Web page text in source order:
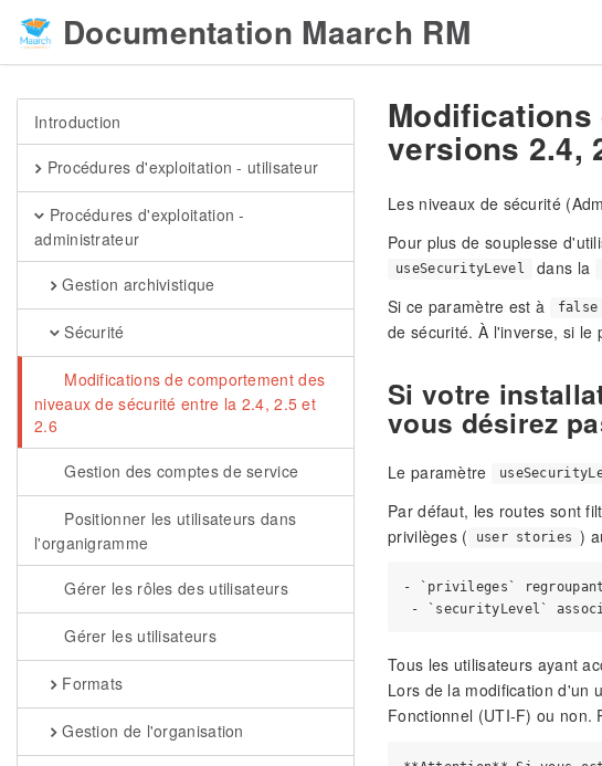
Documentation Maarch RM
Introduction
Procédures d'exploitation - utilisateur
Procédures d'exploitation -
administrateur
Gestion archivistique
Sécurité
Modifications de comportement des
niveaux de sécurité entre la 2.4, 2.5 et
2.6
Gestion des comptes de service
Positionner les utilisateurs dans
l'organigramme
Gérer les rôles des utilisateurs
Gérer les utilisateurs
Formats
Gestion de l'organisation
versions 2.4,
Les niveaux de sécurité
Pour plus de souplesse
useSecurityLevel dans la
Si ce paramètre est à
false
de sécurité. À l'inverse, si le
Si votre
vous désirez
Le paramètre
Par défaut, les routes sont
privilèges (
user stories )
- `privileges`
Tous les utilisateurs ayant
Lors de la modification d'un
Fonctionnel (UTI-F) ou non.